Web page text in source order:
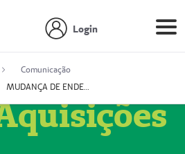
Login
Comunicação
MUDANÇA DE ENDEREÇO - DIAGITAB SERVIÇOS MÉDICOS LTDA (54003267-5)